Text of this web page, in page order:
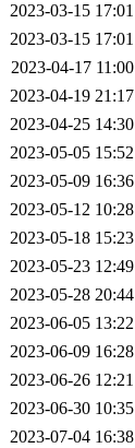
2023-03-15 17:01
2023-03-15 17:01
2023-04-17 11:00
2023-04-19 21:17
2023-04-25 14:30
2023-05-05 15:52
2023-05-09 16:36
2023-05-12 10:28
2023-05-18 15:23
2023-05-23 12:49
2023-05-28 20:44
2023-06-05 13:22
2023-06-09 16:28
2023-06-26 12:21
2023-06-30 10:35
2023-07-04 16:38